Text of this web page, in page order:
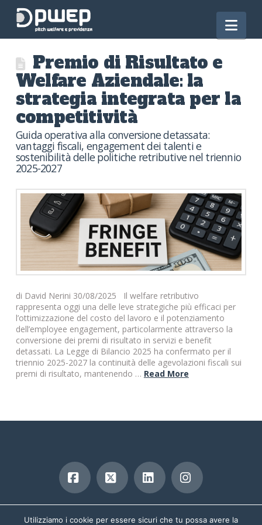
Premio di Risultato e
Welfare Aziendale: la
strategia integrata per la
competitività
Guida operativa alla conversione detassata:
vantaggi fiscali, engagement dei talenti e
sostenibilità delle politiche retributive nel triennio
2025-2027
di David Nerini 30/08/2025 Il welfare retributivo
rappresenta oggi una delle leve strategiche più efficaci per
l’ottimizzazione del costo del lavoro e il potenziamento
dell’employee engagement, particolarmente attraverso la
conversione dei premi di risultato in servizi e benefit
detassati. La Legge di Bilancio 2025 ha confermato per il
triennio 2025-2027 la continuità delle agevolazioni fiscali sui
premi di risultato, mantenendo … Read More
Facebook
X LinkedInInstagram
Utilizziamo i cookie per essere sicuri che tu possa avere la